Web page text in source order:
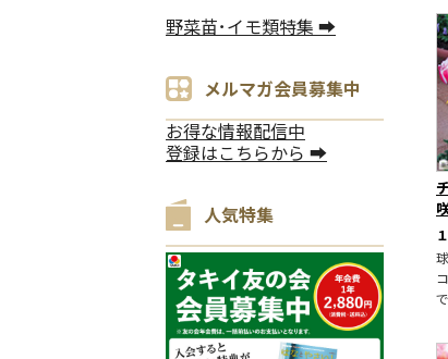
野菜苗･イモ類特集 ➡
メルマガ会員募集中
お得な情報配信中
登録はこちらから ➡
人気特集